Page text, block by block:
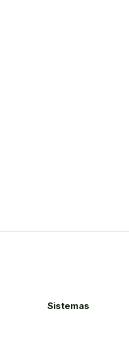
Sistemas